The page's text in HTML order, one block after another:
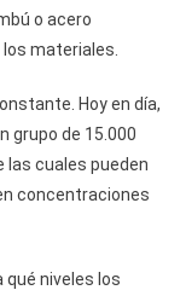
o acero
materiales.
Hoy en día,
grupo de 15.000
cuales pueden
concentraciones
niveles los